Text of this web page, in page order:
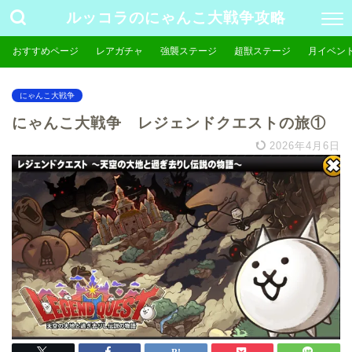
ルッコラのにゃんこ大戦争攻略
おすすめページ レアガチャ 強襲ステージ 超獣ステージ 月イベン
にゃんこ大戦争
にゃんこ大戦争 レジェンドクエストの旅①
2026年4月6日